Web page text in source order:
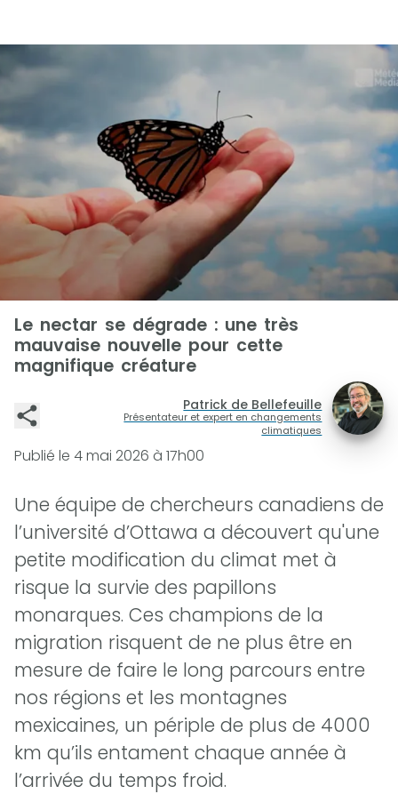
Le nectar se dégrade : une très
mauvaise nouvelle pour cette
magnifique créature
Patrick de Bellefeuille
Présentateur et expert en changements
climatiques
Publié le 4 mai 2026 à 17h00
Une équipe de chercheurs canadiens de
l’université d’Ottawa a découvert qu'une
petite modification du climat met à
risque la survie des papillons
monarques. Ces champions de la
migration risquent de ne plus être en
mesure de faire le long parcours entre
nos régions et les montagnes
mexicaines, un périple de plus de 4000
km qu’ils entament chaque année à
l’arrivée du temps froid.